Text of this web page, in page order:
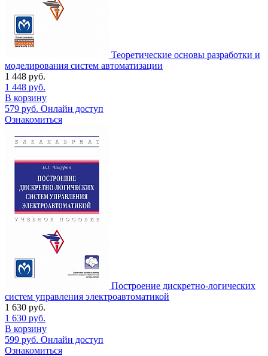
Теоретические основы разработки и
моделирования систем автоматизации
1 448 руб.
1 448 руб.
В корзину
579 руб. Онлайн доступ
Ознакомиться
Построение дискретно-логических
систем управления электроавтоматикой
1 630 руб.
1 630 руб.
В корзину
599 руб. Онлайн доступ
Ознакомиться